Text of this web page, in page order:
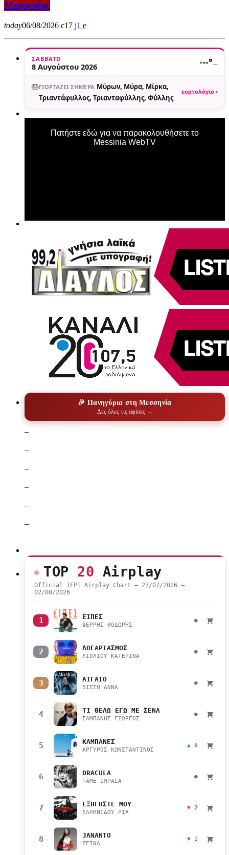
Μεσσηνίας
today06/08/2026 17 1
ΣΆΒΒΑΤΟ
8 Αυγούστου 2026 ·--°—
🎂ΓΙΟΡΤΆΖΕΙ ΣΉΜΕΡΑ Μύρων, Μύρα, Μίρκα,
Τριαντάφυλλος, Τριανταφύλλης, Φύλλης
εορτολόγιο ›
Πατήστε εδώ για να παρακολουθήσετε το
Messinia WebTV
🎉 Πανηγύρια στη Μεσσηνία
Δες όλες τις αφίσες →
–
–
–
–
–
–
TOP 20 Airplay
Official IFPI Airplay Chart — 27/07/2026 –
02/08/2026
1 ΕΙΠΕΣ
ΦΕΡΡΗΣ ΘΟΔΩΡΗΣ
●
2 ΛΟΓΑΡΙΑΣΜΟΣ
ΛΙΟΛΙΟΥ ΚΑΤΕΡΙΝΑ
●
3 ΑΙΓΑΙΟ
ΒΙΣΣΗ ΑΝΝΑ
●
4 ΤΙ ΘΕΛΩ ΕΓΩ ΜΕ ΣΕΝΑ
ΣΑΜΠΑΝΗΣ ΓΙΩΡΓΟΣ
●
5 ΚΑΜΠΑΝΕΣ
ΑΡΓΥΡΟΣ ΚΩΝΣΤΑΝΤΙΝΟΣ
▲ 6
6 DRACULA
TAME IMPALA
●
7 ΕΞΗΓΗΣΤΕ ΜΟΥ
ΕΛΛΗΝΙΔΟΥ ΡΙΑ
▼ 2
8 JANANTO
ZEINA
▼ 1